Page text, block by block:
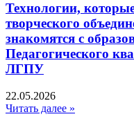
Технологии,
творческого
знакомятся с
Педагогического
ЛГПУ
22.05.2026
Читать далее »